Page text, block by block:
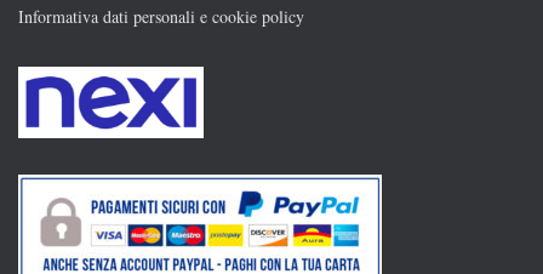
Informativa dati personali e cookie policy